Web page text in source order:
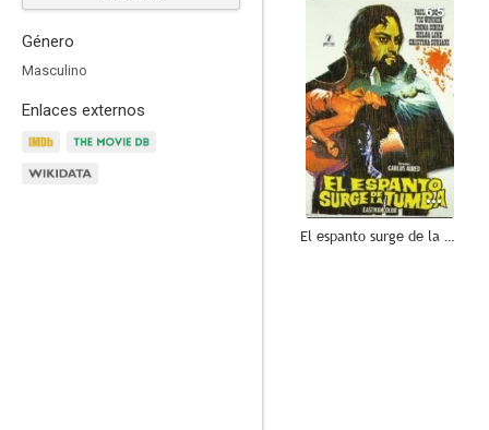
Género
Masculino
Enlaces externos
6.5
El espanto surge de la tumba